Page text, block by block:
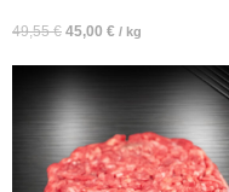
49,55€ 45,00 € / kg